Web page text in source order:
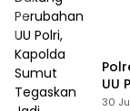
UU
30